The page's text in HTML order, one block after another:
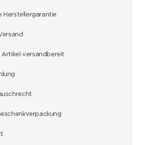
Herstellergarantie
versandbereit